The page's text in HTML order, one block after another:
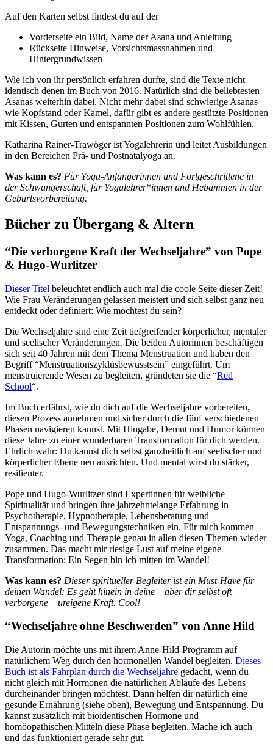
Auf den Karten selbst findest du auf der
Vorderseite ein Bild, Name der Asana und Anleitung
Rückseite Hinweise, Vorsichtsmassnahmen und
Hintergrundwissen
Wie ich von ihr persönlich erfahren durfte, sind die Texte nicht
identisch denen im Buch von 2016. Natürlich sind die beliebtesten
Asanas weiterhin dabei. Nicht mehr dabei sind schwierige Asanas
wie Kopfstand oder Kamel, dafür gibt es andere gestützte Positionen
mit Kissen, Gurten und entspannten Positionen zum Wohlfühlen.
Katharina Rainer-Trawöger ist Yogalehrerin und leitet Ausbildungen
in den Bereichen Prä- und Postnatalyoga an.
Was kann es? Für Yoga-Anfängerinnen und Fortgeschrittene in
der Schwangerschaft, für Yogalehrer*innen und Hebammen in der
Geburtsvorbereitung.
Bücher zu Übergang & Altern
“Die verborgene Kraft der Wechseljahre” von Pope
& Hugo-Wurlitzer
Dieser Titel beleuchtet endlich auch mal die coole Seite dieser Zeit!
Wie Frau Veränderungen gelassen meistert und sich selbst ganz neu
entdeckt oder definiert: Wie möchtest du sein?
Die Wechseljahre sind eine Zeit tiefgreifender körperlicher, mentaler
und seelischer Veränderungen. Die beiden Autorinnen beschäftigen
sich seit 40 Jahren mit dem Thema Menstruation und haben den
Begriff “Menstruationszyklusbewusstsein” eingeführt. Um
menstruierende Wesen zu begleiten, gründeten sie die “Red
School“.
Im Buch erfährst, wie du dich auf die Wechseljahre vorbereiten,
diesen Prozess annehmen und sicher durch die fünf verschiedenen
Phasen navigieren kannst. Mit Hingabe, Demut und Humor können
diese Jahre zu einer wunderbaren Transformation für dich werden.
Ehrlich wahr: Du kannst dich selbst ganzheitlich auf seelischer und
körperlicher Ebene neu ausrichten. Und mental wirst du stärker,
resilienter.
Pope und Hugo-Wurlitzer sind Expertinnen für weibliche
Spiritualität und bringen ihre jahrzehntelange Erfahrung in
Psychotherapie, Hypnotherapie, Lebensberatung und
Entspannungs- und Bewegungstechniken ein. Für mich kommen
Yoga, Coaching und Therapie genau in allen diesen Themen wieder
zusammen. Das macht mir riesige Lust auf meine eigene
Transformation: Ein Segen bin ich mitten im Wandel!
Was kann es? Dieser spiritueller Begleiter ist ein Must-Have für
deinen Wandel: Es geht hinein in deine – aber dir selbst oft
verborgene – ureigene Kraft. Cool!
“Wechseljahre ohne Beschwerden” von Anne Hild
Die Autorin möchte uns mit ihrem Anne-Hild-Programm auf
natürlichem Weg durch den hormonellen Wandel begleiten. Dieses
Buch ist als Fahrplan durch die Wechseljahre gedacht, wenn du
nicht gleich mit Hormonen die natürlichen Abläufe des Lebens
durcheinander bringen möchtest. Dann helfen dir natürlich eine
gesunde Ernährung (siehe oben), Bewegung und Entspannung. Du
kannst zusätzlich mit bioidentischen Hormone und
homöopathischen Mitteln diese Phase begleiten. Mache ich auch
und das funktioniert gerade sehr gut.